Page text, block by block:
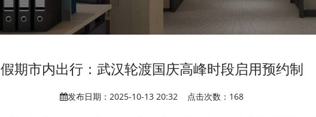
假期市内出行：武汉轮渡国庆高峰时段启用预约制
发布日期：2025-10-13 20:32 点击次数：168